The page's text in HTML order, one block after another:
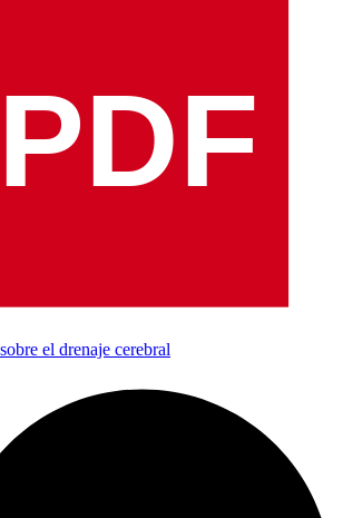
PDF
el drenaje cerebral